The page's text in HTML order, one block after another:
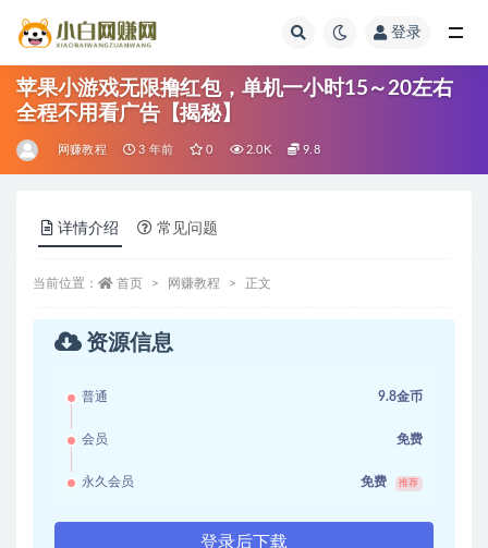
登录
苹果小游戏无限撸红包，单机一小时15～20左右
全程不用看广告【揭秘】
网赚教程 3 年前 0 2.0K 9.8
详情介绍 常见问题
当前位置： 首页 网赚教程 正文
资源信息
普通 9.8金币
会员 免费
永久会员 免费 推荐
登录后下载